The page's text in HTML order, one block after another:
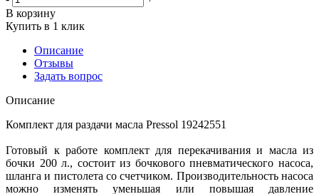
В корзину
Купить в 1 клик
Описание
Отзывы
Задать вопрос
Описание
Комплект для раздачи масла Pressol 19242551
Готовый к работе комплект для перекачивания и масла из
бочки 200 л., состоит из бочкового пневматического насоса,
шланга и пистолета со счетчиком. Производительность насоса
можно изменять уменьшая или повышая давление